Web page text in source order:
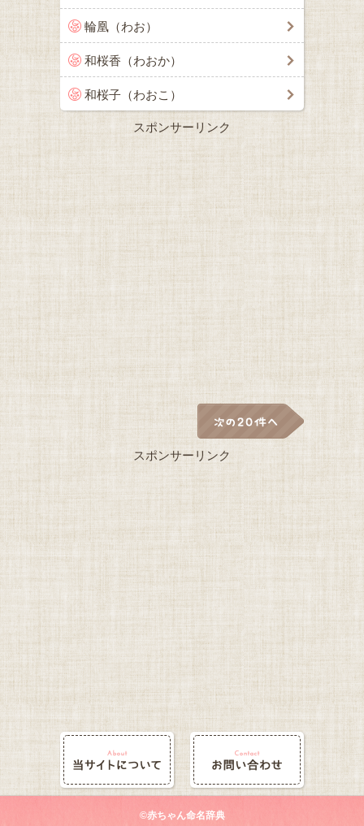
輪凰（わお）
和桜香（わおか）
和桜子（わおこ）
スポンサーリンク
スポンサーリンク
©赤ちゃん命名辞典